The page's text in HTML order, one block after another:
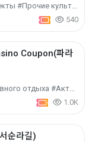
#Прочие культурные объекты #Прочие культурно-туристические объекты #Культурный туризм
540
Coupon(파라
#Авиационные виды активного отдыха #Активный отдых
1.0K
순라길)